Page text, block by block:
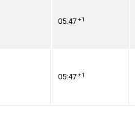
05:47 +1
05:47 +1